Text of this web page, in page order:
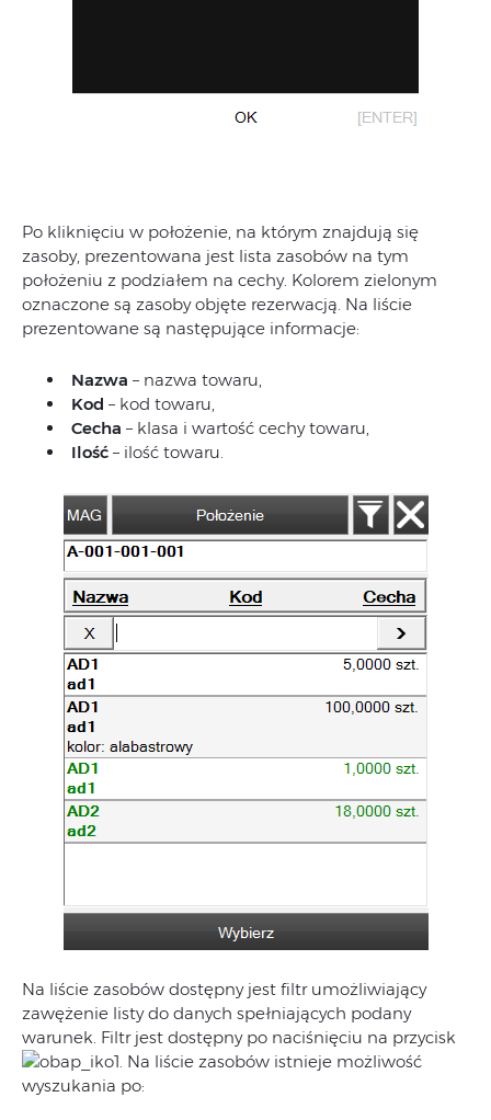
Po kliknięciu w położenie, na którym znajdują się
zasoby, prezentowana jest lista zasobów na tym
położeniu z podziałem na cechy. Kolorem zielonym
oznaczone są zasoby objęte rezerwacją. Na liście
prezentowane są następujące informacje:
Nazwa – nazwa towaru,
Kod – kod towaru,
Cecha – klasa i wartość cechy towaru,
Ilość – ilość towaru.
Na liście zasobów dostępny jest filtr umożliwiający
zawężenie listy do danych spełniających podany
warunek. Filtr jest dostępny po naciśnięciu na przycisk
. Na liście zasobów istnieje możliwość
wyszukania po: